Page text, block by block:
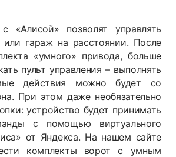
«Алисой» позволят управлять
гараж на расстоянии. После
«умного» привода, больше
пульт управления – выполнять
действия можно будет со
При этом даже необязательно
устройство будет принимать
с помощью виртуального
от Яндекса. На нашем сайте
комплекты ворот с умным